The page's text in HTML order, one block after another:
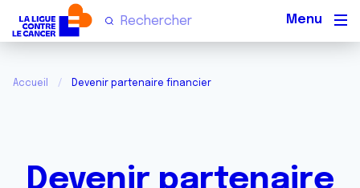
Accueil Devenir partenaire financier
Devenir partenaire